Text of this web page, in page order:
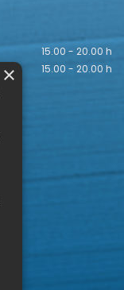
15.00 - 20.00 h
15.00 - 20.00 h
×